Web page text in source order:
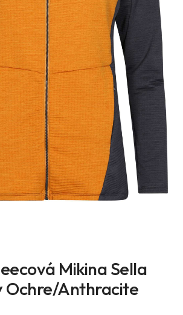
Mikina Sella
Ochre/Anthracite